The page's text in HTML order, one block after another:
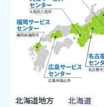
北海道地方
北海道